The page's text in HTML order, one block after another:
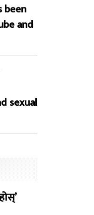
been
and
sexual